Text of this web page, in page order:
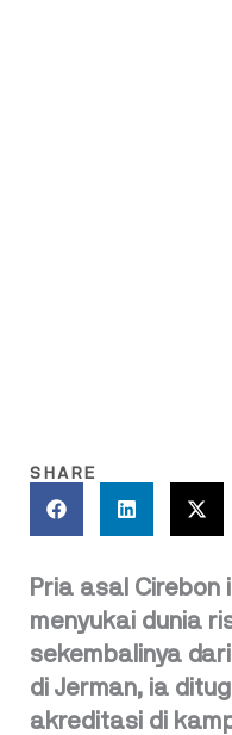
SHARE
Pria asal Cirebon
menyukai dunia
sekembalinya
di Jerman, ia
akreditasi di